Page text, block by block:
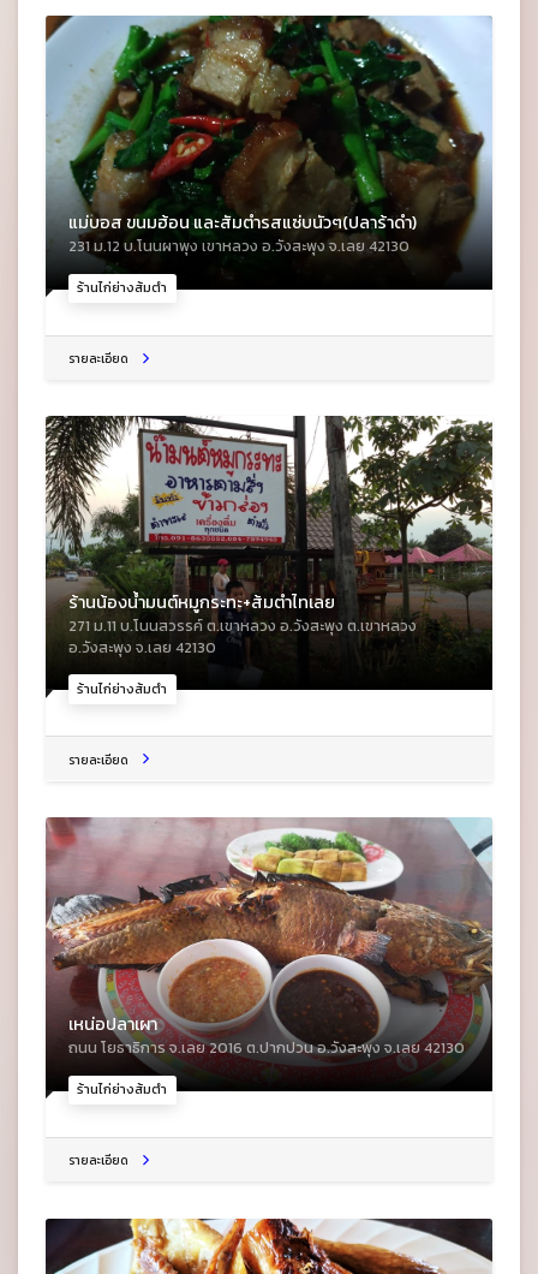
ร้านไก่ย่างส้มตำ
แม่บอส ขนมฮ้อน และสัมตำรสแซ่บนัวๆ(ปลาร้าดำ)
231 ม.12 บ.โนนผาพุง เขาหลวง อ.วังสะพุง จ.เลย 42130
รายละเอียด
ร้านไก่ย่างส้มตำ
ร้านน้องน้ำมนต์หมูกระทะ+ส้มตำไทเลย
271 ม.11 บ.โนนสวรรค์ ต.เขาหลวง อ.วังสะพุง ต.เขาหลวง
อ.วังสะพุง จ.เลย 42130
รายละเอียด
ร้านไก่ย่างส้มตำ
เหน่อปลาเผา
ถนน โยธาธิการ จ.เลย 2016 ต.ปากปวน อ.วังสะพุง จ.เลย 42130
รายละเอียด